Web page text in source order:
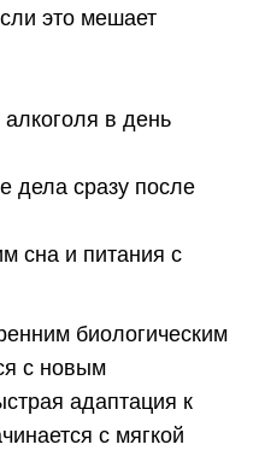
это мешает
алкоголя в день
дела сразу после
сна и питания с
биологическим
с новым
адаптация к
с мягкой